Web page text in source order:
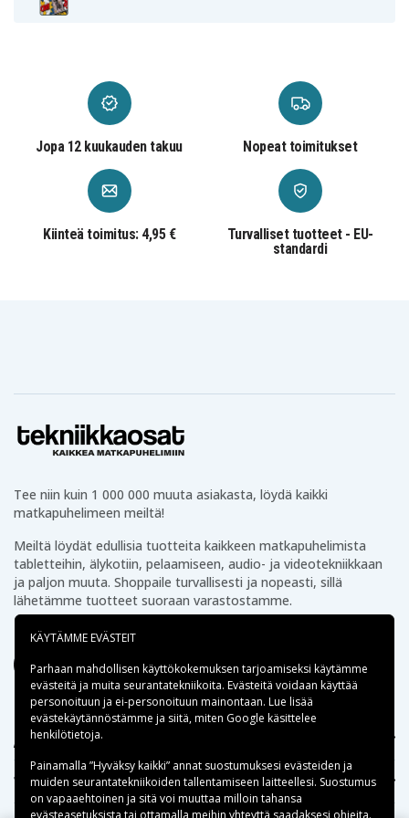
Jopa 12 kuukauden takuu Nopeat toimitukset
Kiinteä toimitus: 4,95 €
Turvalliset tuotteet - EU-
standardi
Tee niin kuin 1 000 000 muuta asiakasta, löydä kaikki
matkapuhelimeen meiltä!
Meiltä löydät edullisia tuotteita kaikkeen matkapuhelimista
tabletteihin, älykotiin, pelaamiseen, audio- ja videotekniikkaan
ja paljon muuta. Shoppaile turvallisesti ja nopeasti, sillä
lähetämme tuotteet suoraan varastostamme.
Apua
Tekniikkaosat.fi
KÄYTÄMME EVÄSTEIT
Parhaan mahdollisen käyttökokemuksen tarjoamiseksi käytämme
evästeitä ja muita seurantatekniikoita. Evästeitä voidaan käyttää
personoituun ja ei-personoituun mainontaan. Lue lisää
evästekäytännöstämme ja siitä, miten Google käsittelee
henkilötietoja.
Painamalla ”Hyväksy kaikki” annat suostumuksesi evästeiden ja
muiden seurantatekniikoiden tallentamiseen laitteellesi. Suostumus
on vapaaehtoinen ja sitä voi muuttaa milloin tahansa
evästeasetuksista tai ottamalla meihin yhteyttä saadaksesi ohjeita.